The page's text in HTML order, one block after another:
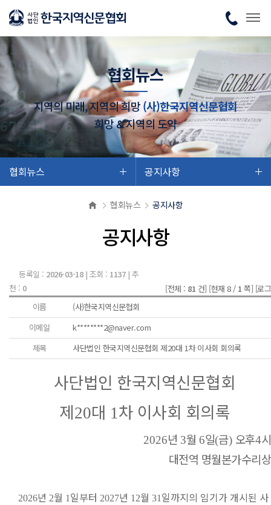
협회뉴스
지역의 미래, 지역의 희망(사)한국지역신문협회
희망 & 지역의 도약
협회뉴스 공지사항
협회뉴스 공지사항
공지사항
등록일 : 2026-03-18| 조회 : 1137| 추
천 : 0 [전체 : 81 건] [현재 8 / 1 쪽] [로
이름
(사)한국지역신문협회
이메일
k********2@naver.com
제목
사단법인 한국지역신문협회 제20대 1차 이사회 회의록
사단법인 한국지역신문협회
제20대 1차 이사회 회의록
2026년 3월 6일(금) 오후4시
대전역 명월본가수리상
2026년 2월 1 일부터 2027년 12월 31 일까지의 임기가 개시된 사